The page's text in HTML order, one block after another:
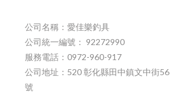
公司名稱：愛佳樂釣具
公司統一編號： 92272990
服務電話：0972-960-917
公司地址：520 彰化縣田中鎮文中街56
號